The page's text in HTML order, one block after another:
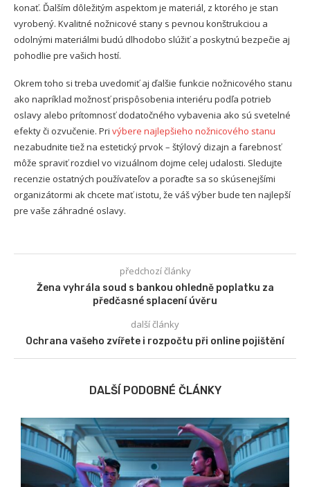
konať. Ďalším dôležitým aspektom je materiál, z ktorého je stan
vyrobený. Kvalitné nožnicové stany s pevnou konštrukciou a
odolnými materiálmi budú dlhodobo slúžiť a poskytnú bezpečie aj
pohodlie pre vašich hostí.
Okrem toho si treba uvedomiť aj ďalšie funkcie nožnicového stanu
ako napríklad možnosť prispôsobenia interiéru podľa potrieb
oslavy alebo prítomnosť dodatočného vybavenia ako sú svetelné
efekty či ozvučenie. Pri výbere najlepšieho nožnicového stanu
nezabudnite tiež na estetický prvok – štýlový dizajn a farebnosť
môže spraviť rozdiel vo vizuálnom dojme celej udalosti. Sledujte
recenzie ostatných používateľov a poraďte sa so skúsenejšími
organizátormi ak chcete mať istotu, že váš výber bude ten najlepší
pre vaše záhradné oslavy.
předchozí články
Žena vyhrála soud s bankou ohledně poplatku za
předčasné splacení úvěru
další články
Ochrana vašeho zvířete i rozpočtu při online pojištění
DALŠÍ PODOBNÉ ČLÁNKY